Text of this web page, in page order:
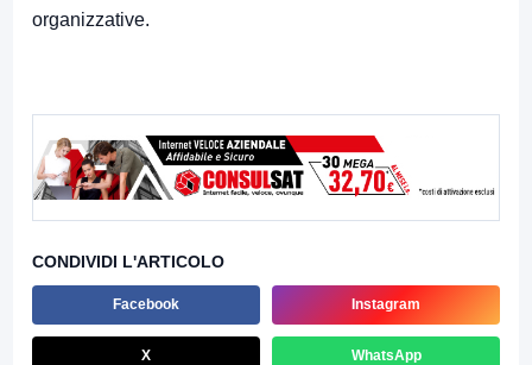
organizzative.
CONDIVIDI L'ARTICOLO
Facebook Instagram
X WhatsApp